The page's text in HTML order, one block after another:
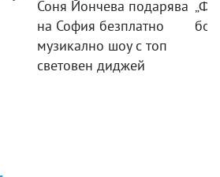
Соня Йончева подарява
на София безплатно
музикално шоу с топ
световен диджей